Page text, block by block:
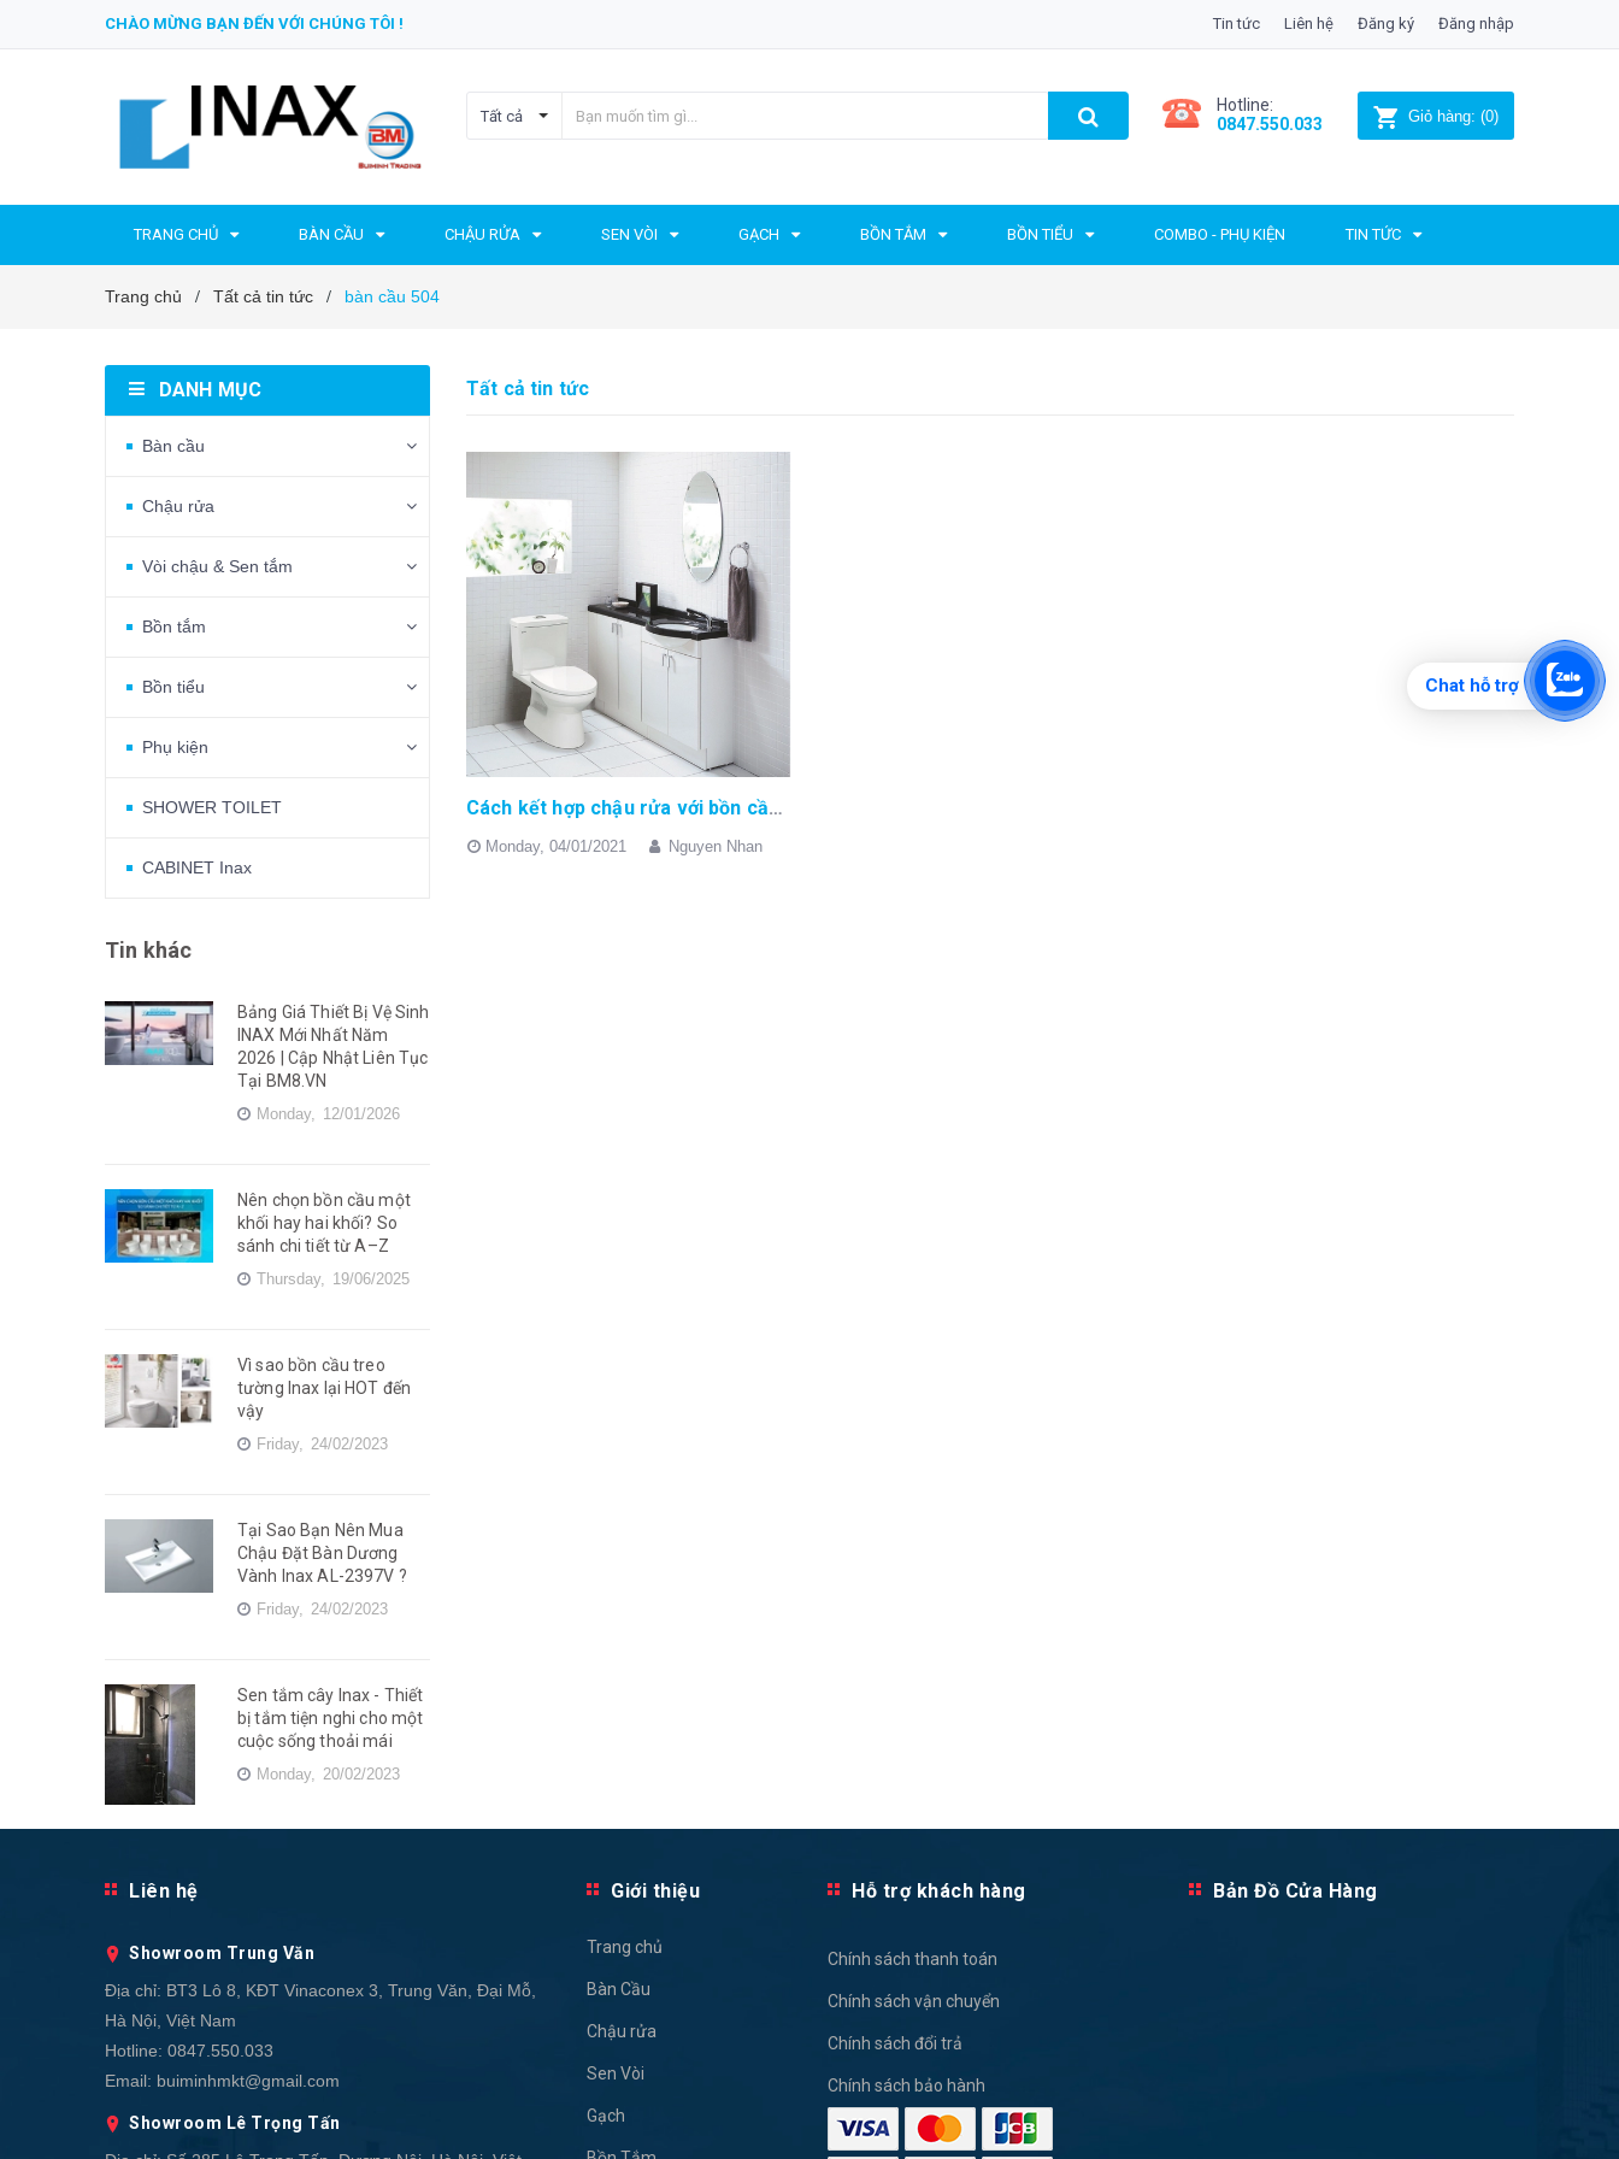
CHÀO MỪNG BẠN ĐẾN VỚI CHÚNG TÔI ! Tin tức Liên hệ Đăng ký Đăng nhập
Tất cả
Hotline:
0847.550.033
Giỏ hàng: (0)
TRANG CHỦ BÀN CẦU CHẬU RỬA SEN VÒI GẠCH BỒN TẮM BỒN TIỂU COMBO - PHỤ KIỆN TIN TỨC
Trang chủ / Tất cả tin tức / bàn cầu 504
Tất cả tin tức
Cách kết hợp chậu rửa với bồn cầu Inax 504 cho đồng bộ
Monday, 04/01/2021 Nguyen Nhan
DANH MỤC
Bàn cầu
Chậu rửa
Vòi chậu & Sen tắm
Bồn tắm
Bồn tiểu
Phụ kiện
SHOWER TOILET
CABINET Inax
Tin khác
Bảng Giá Thiết Bị Vệ Sinh
INAX Mới Nhất Năm
2026 | Cập Nhật Liên Tục
Tại BM8.VN
Monday, 12/01/2026
Nên chọn bồn cầu một
khối hay hai khối? So
sánh chi tiết từ A–Z
Thursday, 19/06/2025
Vì sao bồn cầu treo
tường Inax lại HOT đến
vậy
Friday, 24/02/2023
Tại Sao Bạn Nên Mua
Chậu Đặt Bàn Dương
Vành Inax AL-2397V ?
Friday, 24/02/2023
Sen tắm cây Inax - Thiết
bị tắm tiện nghi cho một
cuộc sống thoải mái
Monday, 20/02/2023
Liên hệ
Showroom Trung Văn
Địa chỉ: BT3 Lô 8, KĐT Vinaconex 3, Trung Văn, Đại Mỗ,
Hà Nội, Việt Nam
Hotline: 0847.550.033
Email: buiminhmkt@gmail.com
Showroom Lê Trọng Tấn
Giới thiệu
Trang chủ
Bàn Cầu
Chậu rửa
Sen Vòi
Gạch
Hỗ trợ khách hàng
Chính sách thanh toán
Chính sách vận chuyển
Chính sách đổi trả
Chính sách bảo hành
Bản Đồ Cửa Hàng
Chat hỗ trợ